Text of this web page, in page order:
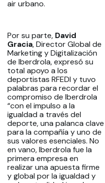
air urbano.
Por su parte, David
Gracia, Director Global de
Marketing y Digitalización
de Iberdrola, expresó su
total apoyo a los
deportistas RFEDI y tuvo
palabras para recordar el
compromiso de Iberdrola
“con el impulso a la
igualdad a través del
deporte, una palanca clave
para la compañía y uno de
sus valores esenciales. No
en vano, Iberdrola fue la
primera empresa en
realizar una apuesta firme
y global por la igualdad y